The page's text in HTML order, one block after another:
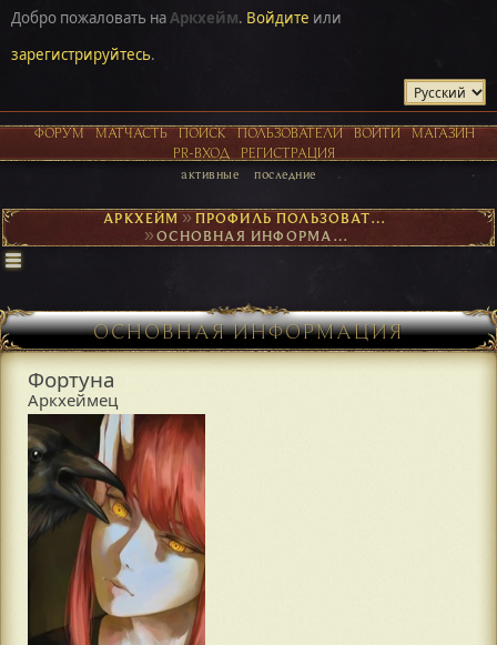
Добро пожаловать наАркхейм. Войдите или
зарегистрируйтесь.
ФОРУМ МАТЧАСТЬ ПОИСК ПОЛЬЗОВАТЕЛИ ВОЙТИ
МАГАЗИН
PR-ВХОД
РЕГИСТРАЦИЯ
активные последние
АРКХЕЙМ► ПРОФИЛЬ ПОЛЬЗОВАТЕЛЯ ФОРТУНА
► ОСНОВНАЯ ИНФОРМАЦИЯ
ОСНОВНАЯ ИНФОРМАЦИЯ
Фортуна
Аркхеймец